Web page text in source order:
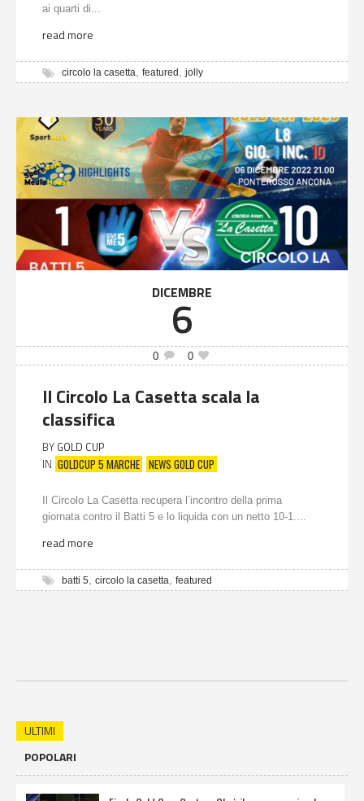
ai quarti di...
read more
circolo la casetta, featured , jolly
DICEMBRE
6
0 0
Il Circolo La Casetta scala la
classifica
BY GOLD CUP
IN GOLDCUP 5 MARCHE NEWS GOLD CUP
Il Circolo La Casetta recupera l’incontro della prima
giornata contro il Batti 5 e lo liquida con un netto 10-1....
read more
batti 5 circolo la casetta featured
ULTIMI
POPOLARI